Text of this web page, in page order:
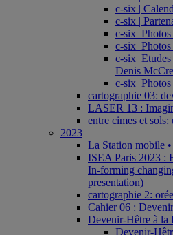
c-six |
c-six |
c-
c-
c-
Denis
c-
cartographie 03:
LASER 13 :
entre cimes et
2023
La Station mobile
ISEA Paris 2023 :
In-forming
presentation)
cartographie 2:
Cahier 06 :
Devenir-Hêtre à la
Devenir-